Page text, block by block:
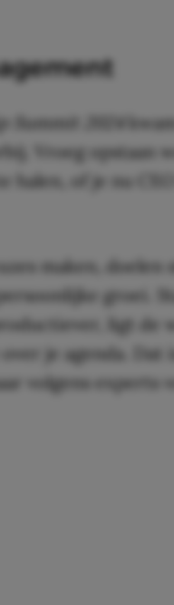
Summit 2024
Vroeg opstaan
halen, of je nu
maken, doelen
groei.
ligt de
je agenda. Dat
volgens experts